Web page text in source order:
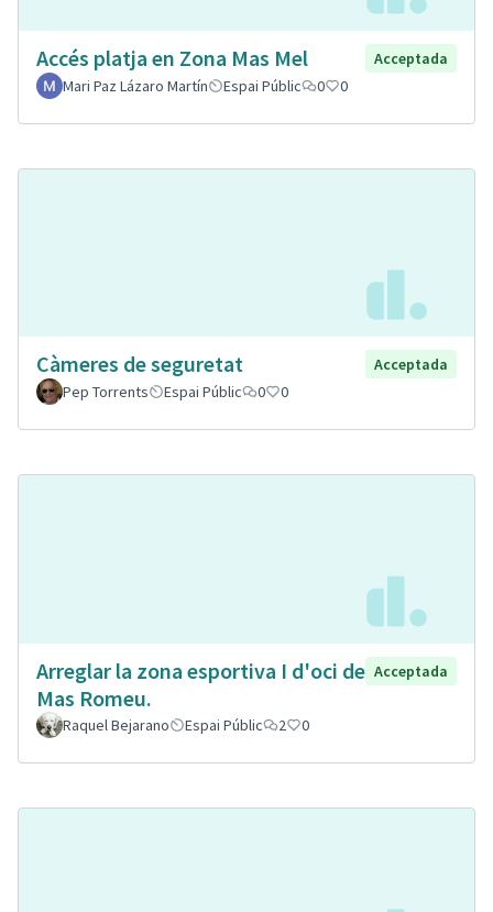
Accés platja en Zona Mas Mel
Acceptada
Mari Paz Lázaro Martín
Espai Públic 0 0
Càmeres de seguretat
Acceptada
Pep Torrents
Espai Públic 0 0
Arreglar la zona esportiva I d'oci de
Mas Romeu.
Acceptada
Raquel Bejarano Espai Públic 2 0